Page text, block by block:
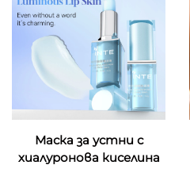
Маска за устни с
хиалуронова киселина